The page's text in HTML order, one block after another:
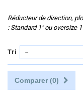
Réducteur de direction,
: Standard 1" ou oversize
Tri --
Comparer (0)